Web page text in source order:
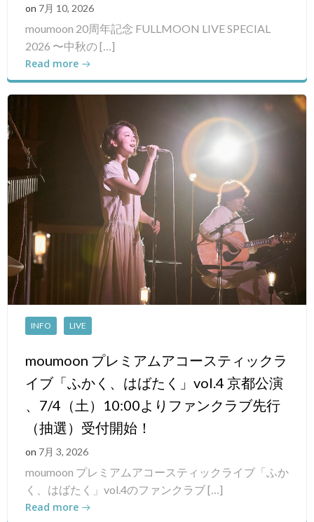
on 7月 10, 2026
moumoon 20周年記念 FULLMOON LIVE SPECIAL
2026 〜中秋の […]
Read more
INFO LIVE
moumoon プレミアムアコースティックラ
イブ「ふかく、はばたく」vol.4 京都公演
、7/4（土）10:00よりファンクラブ先行
（抽選）受付開始！
on 7月 3, 2026
moumoon プレミアムアコースティックライブ「ふか
く、はばたく」vol.4のファンクラブ […]
Read more